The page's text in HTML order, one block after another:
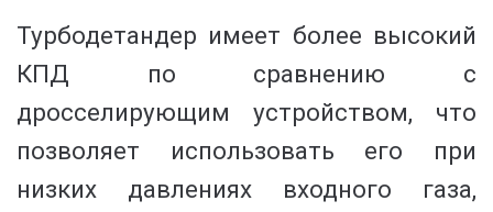
Турбодетандер имеет более высокий
КПД по сравнению с
дросселирующим устройством, что
позволяет использовать его при
низких давлениях входного газа,